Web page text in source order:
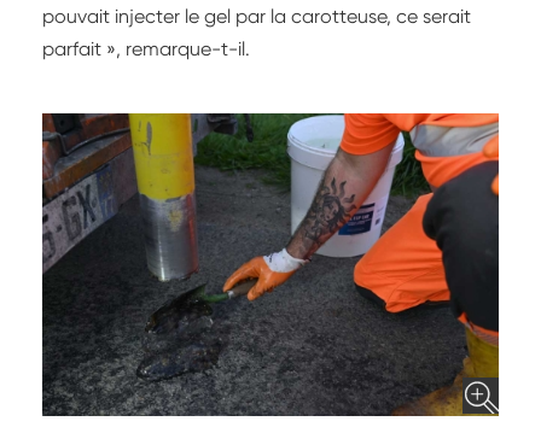
pouvait injecter le gel par la carotteuse, ce serait
parfait », remarque-t-il.